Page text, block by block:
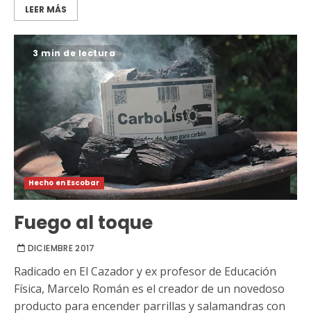
LEER MÁS
3 min de lectura
Hecho en Escobar
Fuego al toque
DICIEMBRE 2017
Radicado en El Cazador y ex profesor de Educación
Física, Marcelo Román es el creador de un novedoso
producto para encender parrillas y salamandras con